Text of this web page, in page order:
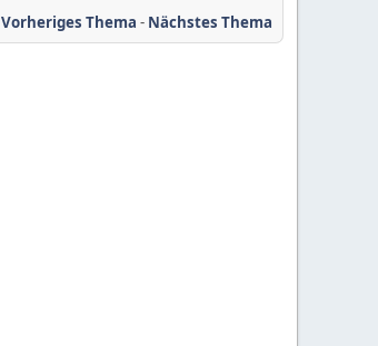
Vorheriges Thema - Nächstes Thema